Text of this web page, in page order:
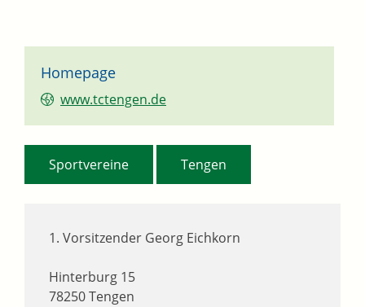
Homepage
www.tctengen.de
1. Vorsitzender Georg Eichkorn
Hinterburg 15
78250Tengen
Sportvereine Tengen